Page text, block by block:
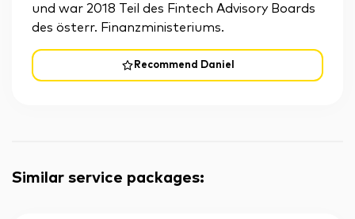
Recommend Daniel
und war 2018 Teil des Fintech Advisory Boards
des österr. Finanzministeriums.
Similar service packages: